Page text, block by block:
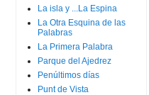
La isla y ...La Espina
La Otra Esquina de las
Palabras
La Primera Palabra
Parque del Ajedrez
Penúltimos días
Punt de Vista